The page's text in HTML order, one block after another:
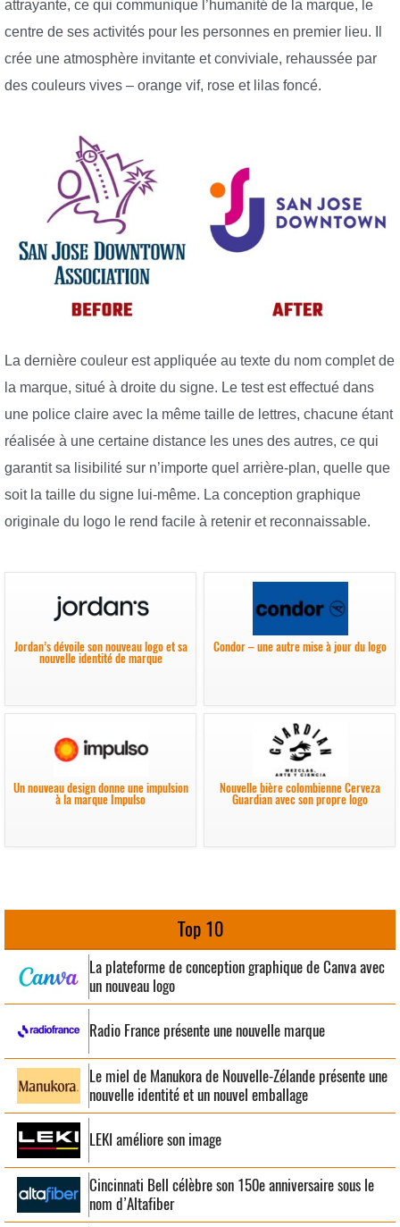
attrayante, ce qui communique l’humanité de la marque, le
centre de ses activités pour les personnes en premier lieu. Il
crée une atmosphère invitante et conviviale, rehaussée par
des couleurs vives – orange vif, rose et lilas foncé.
La dernière couleur est appliquée au texte du nom complet de
la marque, situé à droite du signe. Le test est effectué dans
une police claire avec la même taille de lettres, chacune étant
réalisée à une certaine distance les unes des autres, ce qui
garantit sa lisibilité sur n’importe quel arrière-plan, quelle que
soit la taille du signe lui-même. La conception graphique
originale du logo le rend facile à retenir et reconnaissable.
Jordan’s dévoile son nouveau logo et sa
nouvelle identité de marque
Condor – une autre mise à jour du logo
Un nouveau design donne une impulsion
à la marque Impulso
Nouvelle bière colombienne Cerveza
Guardian avec son propre logo
Top 10
La plateforme de conception graphique de Canva avec
un nouveau logo
Radio France présente une nouvelle marque
Le miel de Manukora de Nouvelle-Zélande présente une
nouvelle identité et un nouvel emballage
LEKI améliore son image
Cincinnati Bell célèbre son 150e anniversaire sous le
nom d’Altafiber